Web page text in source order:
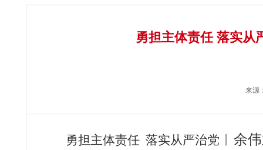
勇担主体责任 落实从
来源
勇担主体责任 落实从严治党 ︱余